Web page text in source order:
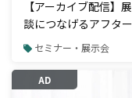
【アーカイブ配信】
談につなげるアフタ
セミナー・展示会
AD